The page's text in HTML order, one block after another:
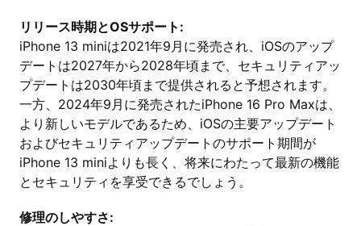
リリース時期とOSサポート:
iPhone 13 miniは2021年9月に発売され、iOSのアップ
デートは2027年から2028年頃まで、セキュリティアッ
プデートは2030年頃まで提供されると予想されます。
一方、2024年9月に発売されたiPhone 16 Pro Maxは、
より新しいモデルであるため、iOSの主要アップデート
およびセキュリティアップデートのサポート期間が
iPhone 13 miniよりも長く、将来にわたって最新の機能
とセキュリティを享受できるでしょう。
修理のしやすさ: